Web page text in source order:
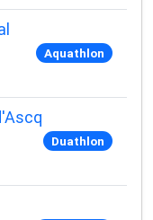
Aquathlon
Duathlon